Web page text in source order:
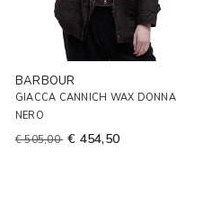
BARBOUR
GIACCA CANNICH WAX DONNA
NERO
€ 505,00 € 454,50